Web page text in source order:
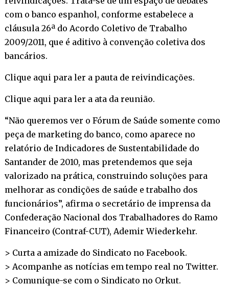
com o banco espanhol, conforme estabelece a
cláusula 26ª do Acordo Coletivo de Trabalho
2009/2011, que é aditivo à convenção coletiva dos
bancários.
Clique aqui para ler a pauta de reivindicações.
Clique aqui para ler a ata da reunião.
“Não queremos ver o Fórum de Saúde somente como
peça de marketing do banco, como aparece no
relatório de Indicadores de Sustentabilidade do
Santander de 2010, mas pretendemos que seja
valorizado na prática, construindo soluções para
melhorar as condições de saúde e trabalho dos
funcionários”, afirma o secretário de imprensa da
Confederação Nacional dos Trabalhadores do Ramo
Financeiro (Contraf-CUT), Ademir Wiederkehr.
> Curta a amizade do Sindicato no Facebook.
> Acompanhe as notícias em tempo real no Twitter.
> Comunique-se com o Sindicato no Orkut.